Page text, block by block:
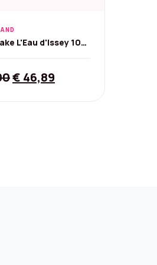
L'Eau d'Issey 100
Original
€ 46,89